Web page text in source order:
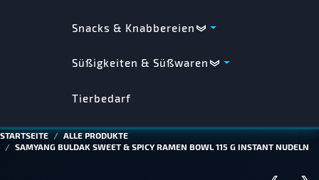
Snacks & Knabbereien
Süßigkeiten & Süßwaren
Tierbedarf
STARTSEITE
ALLE PRODUKTE
SAMYANG BULDAK SWEET & SPICY RAMEN BOWL 115 G INSTANT NUDELN